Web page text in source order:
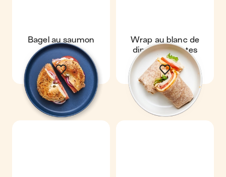
Bagel au saumon
fumé
Wrap au blanc de
dinde & tomates